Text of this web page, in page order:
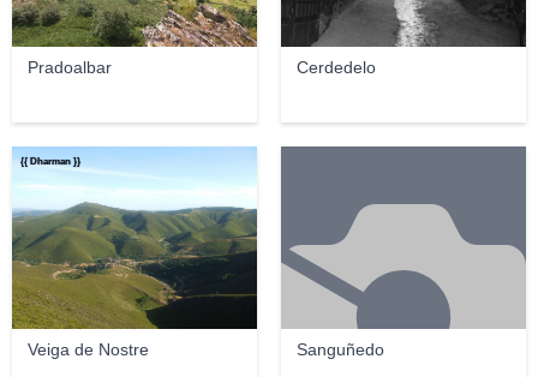
Pradoalbar Cerdedelo
Veiga de Nostre
{{ Dharman }}
Sanguñedo